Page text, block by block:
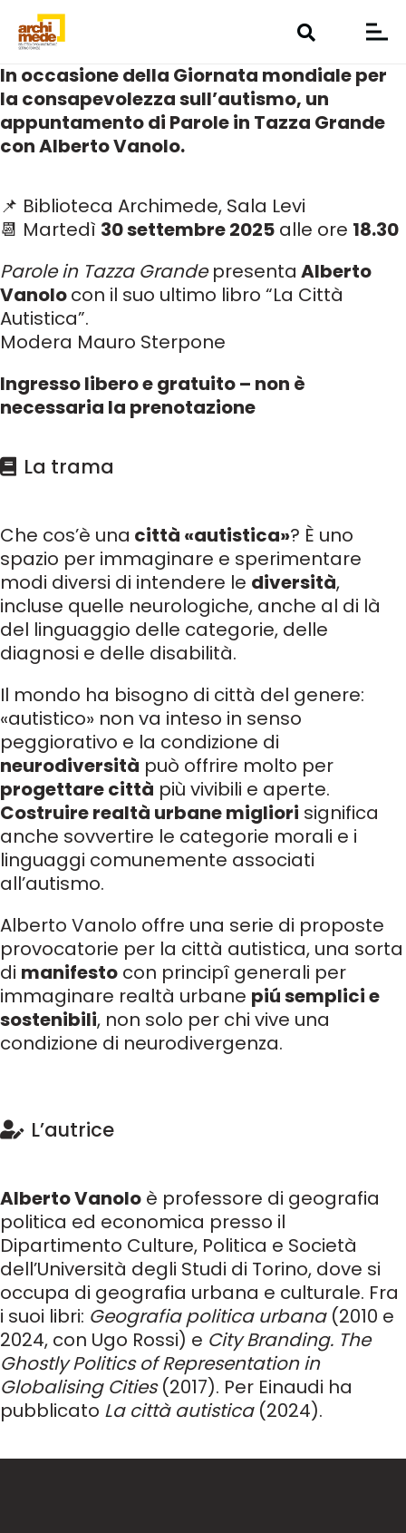
In occasione della Giornata mondiale per
la consapevolezza sull’autismo, un
appuntamento di Parole in Tazza Grande
con Alberto Vanolo.
📌 Biblioteca Archimede, Sala Levi
📆 Martedì 30 settembre 2025 alle ore 18.30
Parole in Tazza Grandepresenta Alberto
Vanolocon il suo ultimo libro “La Città
Autistica”.
Modera Mauro Sterpone
Ingresso libero e gratuito – non è
necessaria la prenotazione
La trama
Che cos’è una città «autistica»? È uno
spazio per immaginare e sperimentare
modi diversi di intendere le diversità,
incluse quelle neurologiche, anche al di là
del linguaggio delle categorie, delle
diagnosi e delle disabilità.
Il mondo ha bisogno di città del genere:
«autistico» non va inteso in senso
peggiorativo e la condizione di
neurodiversità può offrire molto per
progettare città più vivibili e aperte.
Costruire realtà urbane migliori significa
anche sovvertire le categorie morali e i
linguaggi comunemente associati
all’autismo.
Alberto Vanolo offre una serie di proposte
provocatorie per la città autistica, una sorta
di manifesto con principî generali per
immaginare realtà urbane piú semplici e
sostenibili, non solo per chi vive una
condizione di neurodivergenza.
L’autrice
Alberto Vanolo è professore di geografia
politica ed economica presso il
Dipartimento Culture, Politica e Società
dell’Università degli Studi di Torino, dove si
occupa di geografia urbana e culturale. Fra
i suoi libri: Geografia politica urbana(2010 e
2024, con Ugo Rossi) e City Branding. The
Ghostly Politics of Representation in
Globalising Cities(2017). Per Einaudi ha
pubblicato La città autistica(2024).